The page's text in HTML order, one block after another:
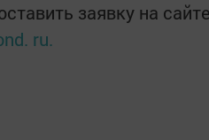
заявку на сайте
ru.